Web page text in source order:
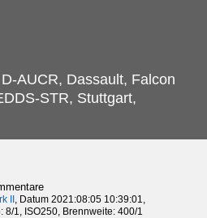
AUCR, Dassault, Falcon
STR, Stuttgart,
II, Datum 2021:08:05 10:39:01,
1, ISO250, Brennweite: 400/1